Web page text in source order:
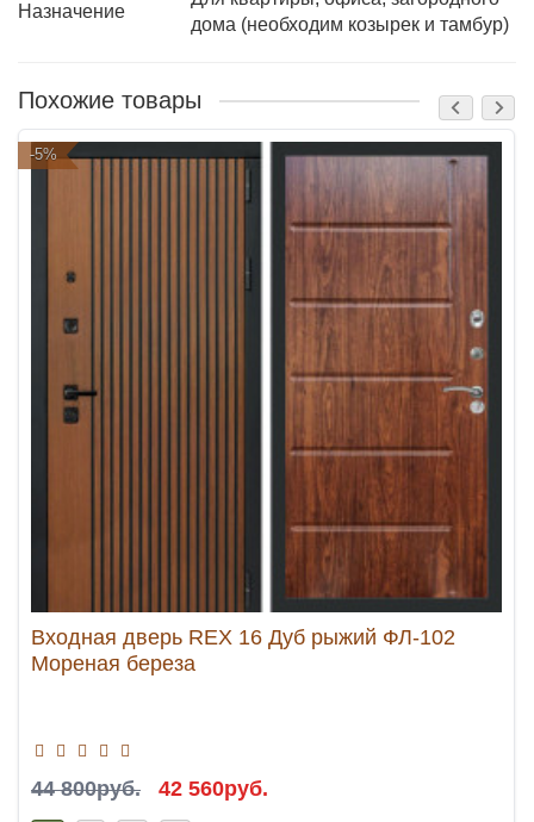
Назначение
дома (необходим козырек и тамбур)
Похожие товары
-5%
Входная дверь REX 16 Дуб рыжий ФЛ-102
Мореная береза
44 800руб. 42 560руб.